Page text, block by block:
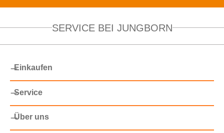
SERVICE BEI JUNGBORN
Einkaufen
Service
Über uns